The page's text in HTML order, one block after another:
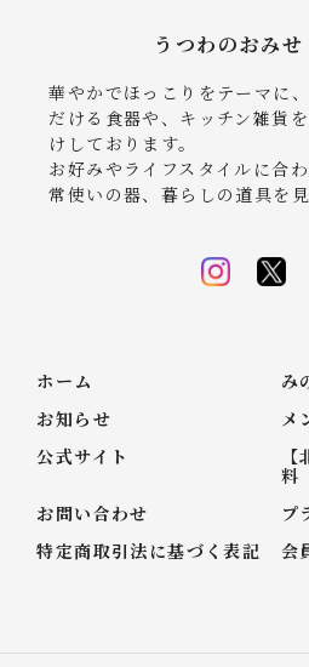
うつわのおみせ
華やかでほっこりをテーマに
だける食器や、キッチン雑貨
けしております。
お好みやライフスタイルに合
常使いの器、暮らしの道具を
ホーム
み
お知らせ
メ
公式サイト
料
お問い合わせ
プ
特定商取引法に基づく表記
会